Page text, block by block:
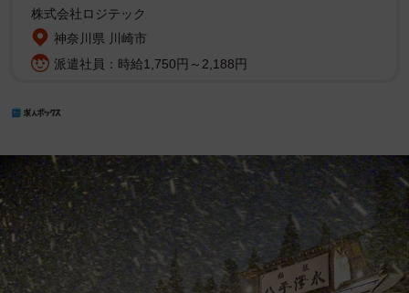
株式会社ロジテック
神奈川県 川崎市
派遣社員：時給1,750円～2,188円